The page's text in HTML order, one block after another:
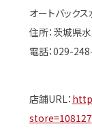
オートバック
住所：茨城県
電話：029-
店舗URL：
store=108127